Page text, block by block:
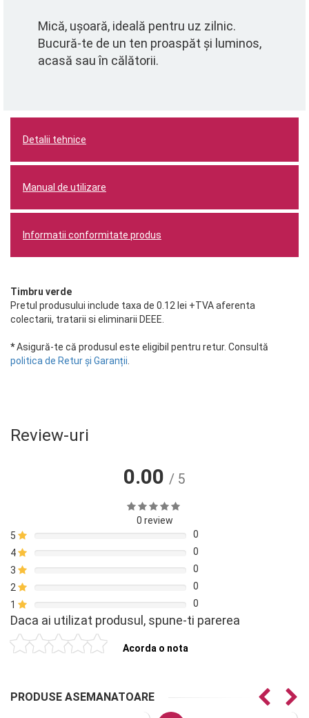
Mică, ușoară, ideală pentru uz zilnic.
Bucură-te de un ten proaspăt și luminos,
acasă sau în călătorii.
Detalii tehnice
Manual de utilizare
Informatii conformitate produs
Timbru verde
Pretul produsului include taxa de 0.12 lei +TVA aferenta
colectarii, tratarii si eliminarii DEEE.
*Asigură-te că produsul este eligibil pentru retur. Consultă
politica de Retur și Garanții
Review-uri
0.00 / 5
0 review
5
0
4
0
3
0
2
0
1
0
Daca ai utilizat produsul, spune-ti parerea
Acorda o nota
PRODUSE ASEMANATOARE